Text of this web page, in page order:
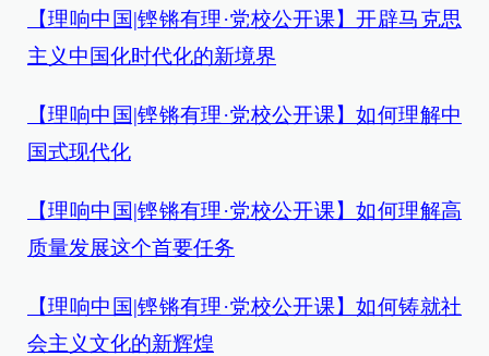
【理响中国|铿锵有理·党校公开课】开辟马克思
主义中国化时代化的新境界
【理响中国|铿锵有理·党校公开课】如何理解中
国式现代化
【理响中国|铿锵有理·党校公开课】如何理解高
质量发展这个首要任务
【理响中国|铿锵有理·党校公开课】如何铸就社
会主义文化的新辉煌